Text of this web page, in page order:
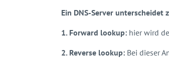
Ein DNS-Server unterscheidet
1. Forward lookup: hier wird
2. Reverse lookup: Bei dieser